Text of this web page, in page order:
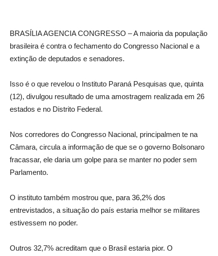
BRASÍLIA AGENCIA CONGRESSO – A maioria da população
brasileira é contra o fechamento do Congresso Nacional e a
extinção de deputados e senadores.
Isso é o que revelou o Instituto Paraná Pesquisas que, quinta
(12), divulgou resultado de uma amostragem realizada em 26
estados e no Distrito Federal.
Nos corredores do Congresso Nacional, principalmen te na
Câmara, circula a informação de que se o governo Bolsonaro
fracassar, ele daria um golpe para se manter no poder sem
Parlamento.
O instituto também mostrou que, para 36,2% dos
entrevistados, a situação do país estaria melhor se militares
estivessem no poder.
Outros 32,7% acreditam que o Brasil estaria pior. O